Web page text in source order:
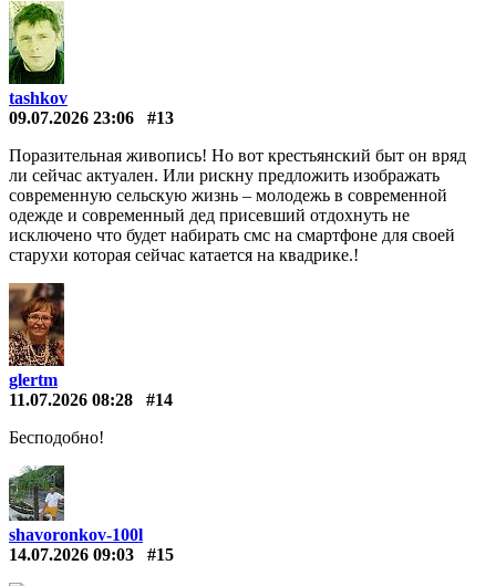
tashkov
09.07.2026 23:06
#13
Поразительная живопись! Но вот крестьянский быт он вряд
ли сейчас актуален. Или рискну предложить изображать
современную сельскую жизнь – молодежь в современной
одежде и современный дед присевший отдохнуть не
исключено что будет набирать смс на смартфоне для своей
старухи которая сейчас катается на квадрике.!
glertm
11.07.2026 08:28
#14
Бесподобно!
shavoronkov-100l
14.07.2026 09:03
#15